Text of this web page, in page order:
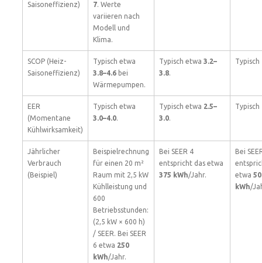
Saisoneffizienz)
7. Werte
variieren nach
Modell und
Klima.
SCOP (Heiz-
Saisoneffizienz)
Typisch etwa
3.8–4.6 bei
Wärmepumpen.
Typisch etwa 3.2–
3.8.
Typisch
EER
(Momentane
Kühlwirksamkeit)
Typisch etwa
3.0–4.0.
Typisch etwa 2.5–
3.0.
Typisch
Jährlicher
Verbrauch
(Beispiel)
Beispielrechnung
für einen 20 m²
Raum mit 2,5 kW
Kühlleistung und
600
Betriebsstunden:
(2,5 kW × 600 h)
/ SEER. Bei SEER
6 etwa 250
kWh/Jahr.
Bei SEER 4
entspricht das etwa
375 kWh/Jahr.
Bei
etwa
kWh/